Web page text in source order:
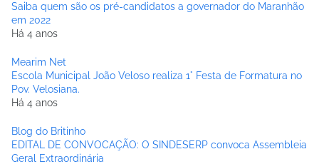
Saiba quem são os pré-candidatos a governador do Maranhão
em 2022
Há 4 anos
Mearim Net
Escola Municipal João Veloso realiza 1° Festa de Formatura no
Pov. Velosiana.
Há 4 anos
Blog do Britinho
EDITAL DE CONVOCAÇÃO: O SINDESERP convoca Assembleia
Geral Extraordinária